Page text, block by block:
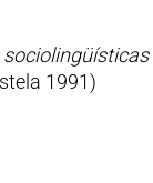
1991)